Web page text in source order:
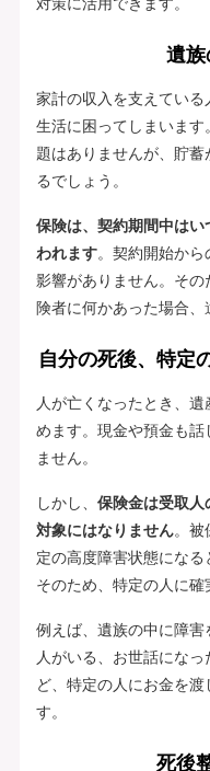
遺族
家計の収入を支えてい
生活に困ってしまいま
題はありませんが、貯
るでしょう。
保険は、契約期間中は
われます。契約開始から
影響がありません。そ
険者に何かあった場合、
自分の死後、特定
人が亡くなったとき、
めます。現金や預金も話
ません。
しかし、 保険金は受取人
対象にはなりません。被
定の高度障害状態になる
そのため、特定の人に確
例えば、遺族の中に障
人がいる、お世話にな
ど、特定の人にお金を
す。
死後